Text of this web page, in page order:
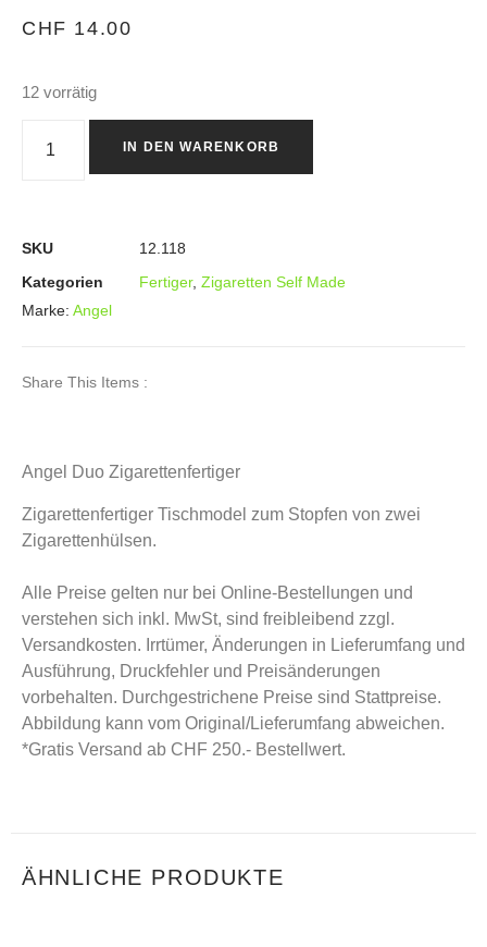
CHF 14.00
12 vorrätig
IN DEN WARENKORB
SKU
12.118
Kategorien
Fertiger, Zigaretten Self Made
Marke: Angel
Share This Items :
Angel Duo Zigarettenfertiger
Zigarettenfertiger Tischmodel zum Stopfen von zwei
Zigarettenhülsen.
Alle Preise gelten nur bei Online-Bestellungen und
verstehen sich inkl. MwSt, sind freibleibend zzgl.
Versandkosten. Irrtümer, Änderungen in Lieferumfang und
Ausführung, Druckfehler und Preisänderungen
vorbehalten. Durchgestrichene Preise sind Stattpreise.
Abbildung kann vom Original/Lieferumfang abweichen.
*Gratis Versand ab CHF 250.- Bestellwert.
ÄHNLICHE PRODUKTE